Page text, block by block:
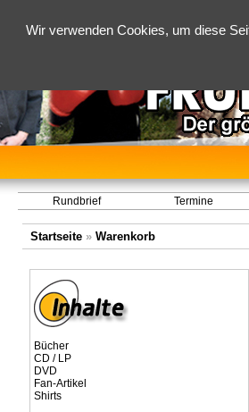
Wir verwenden Cookies, um diese
Rundbrief Termine
Startseite» Warenkorb
Bücher
CD / LP
DVD
Fan-Artikel
Shirts